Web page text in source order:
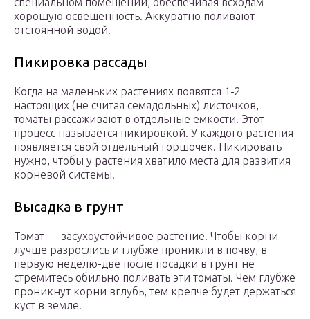
хорошую освещенность. Аккуратно поливают
отстоянной водой.
Пикировка рассады
Когда на маленьких растениях появятся 1-2
настоящих (не считая семядольных) листочков,
томаты рассаживают в отдельные емкости. Этот
процесс называется пикировкой. У каждого растения
появляется свой отдельный горшочек. Пикировать
нужно, чтобы у растения хватило места для развития
корневой системы.
Высадка в грунт
Томат — засухоустойчивое растение. Чтобы корни
лучше разрослись и глубже проникли в почву, в
первую неделю-две после посадки в грунт не
стремитесь обильно поливать эти томаты. Чем глубже
проникнут корни вглубь, тем крепче будет держаться
куст в земле.